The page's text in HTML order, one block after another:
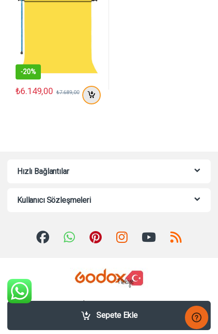
Sepete Ekle
Metre
-20%
₺6.149,00 ₺7.689,00
Hızlı Bağlantılar
Kullanıcı Sözleşmeleri
Sorularınız mı var? Bize 7/24
Whatsappdan Yazabilirsiniz!
+90535 463 6636